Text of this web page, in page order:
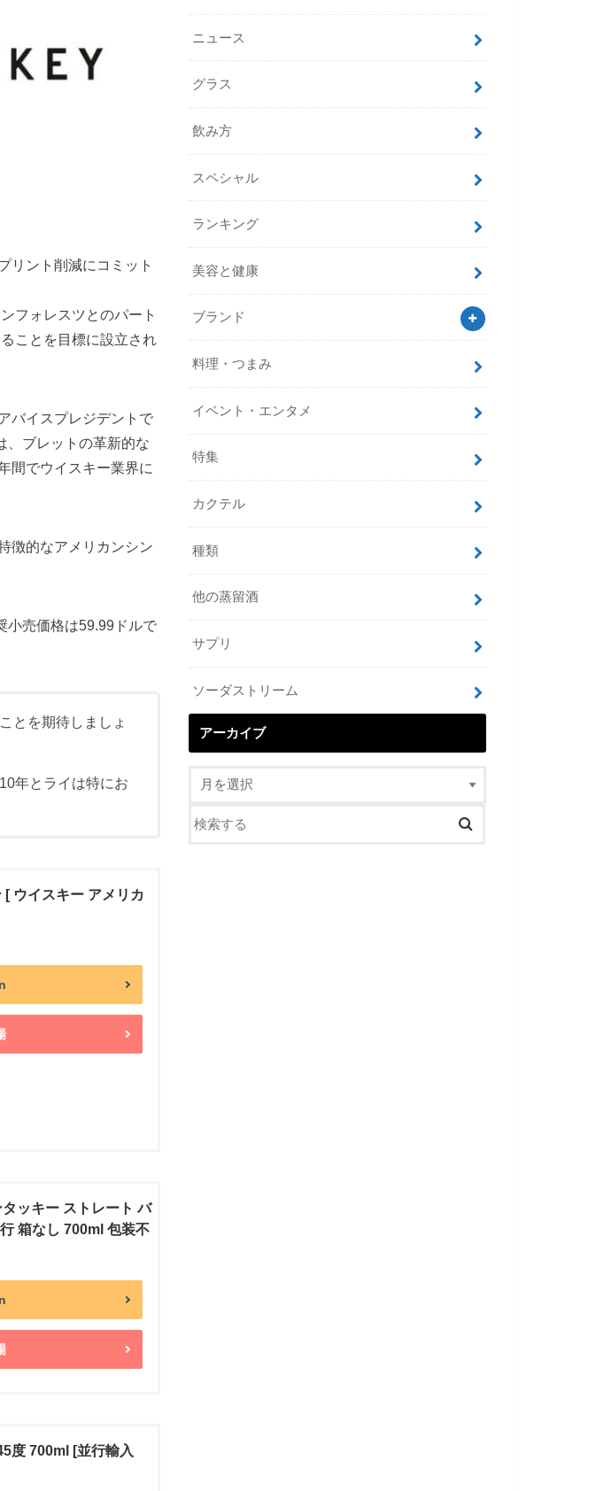
リント削減にコミット
フォレスツとのパート
ことを目標に設立され
バイスプレジデントで
、ブレットの革新的な
間でウイスキー業界に
徴的なアメリカンシン
小売価格は59.99ドルで
とを期待しましょ
年とライは特にお
ウイスキー アメリカ
ッキー ストレート バ
箱なし 700ml 包装不
度 700ml [並行輸入
ニュース
グラス
飲み方
スペシャル
ランキング
美容と健康
ブランド
料理・つまみ
イベント・エンタメ
特集
カクテル
種類
他の蒸留酒
サプリ
ソーダストリーム
アーカイブ